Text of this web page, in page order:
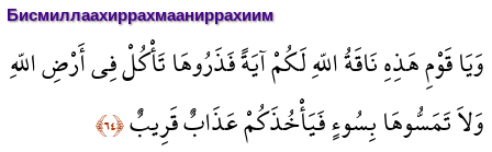
Бисмиллаахиррахмааниррахиим
وَيَا قَوْمِ هَذِهِ نَاقَةُ اللّهِ لَكُمْ آيَةً فَذَرُوهَا تَأْكُلْ فِي أَرْضِ اللّهِ
وَلاَ تَمَسُّوهَا بِسُوءٍ فَيَأْخُذَكُمْ عَذَابٌ قَرِيبٌ﴿٦٤﴾